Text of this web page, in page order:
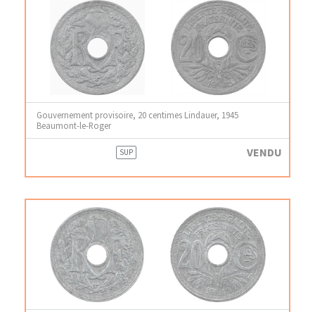
Gouvernement provisoire, 20 centimes Lindauer, 1945
Beaumont-le-Roger
SUP VENDU